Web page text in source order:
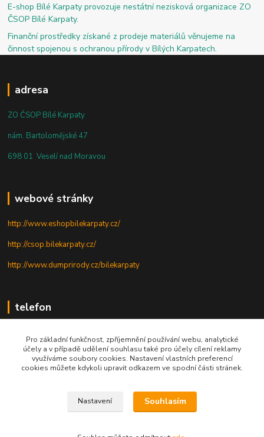
E-shop Bílé Karpaty provozuje nestátní nezisková organizace ZO
ČSOP Bílé Karpaty.
Finanční prostředky získané z prodeje materiálů věnujeme na
činnost spojenou s ochranou přírody v Bílých Karpatech.
adresa
ZO ČSOP Bílé Karpaty
nám. Bartolomějské 47
698 01 Veselí nad Moravou
webové stránky
http://www.eshopbilekarpaty.cz/
http://csop.bilekarpaty.cz/
http://www.dumprirody.cz/bilekarpaty
telefon
+420 727 880 789
PO - PÁ: 9 - 17
© 2025; ZO ČSOP Bílé Karpaty
Pro základní funkčnost, zpříjemnění používání webu, analytické
účely a v případě udělení souhlasu také pro účely cílení reklamy
využíváme soubory cookies. Nastavení vlastních preferencí
cookies můžete kdykoli upravit odkazem ve spodní části stránek.
Nastavení Souhlasím